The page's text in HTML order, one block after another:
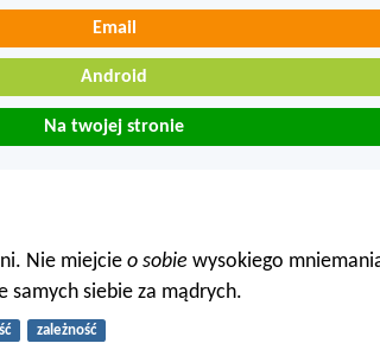
Email
Android
Na twojej stronie
Nie miejcie o sobie wysokiego
samych siebie za mądrych.
zależność